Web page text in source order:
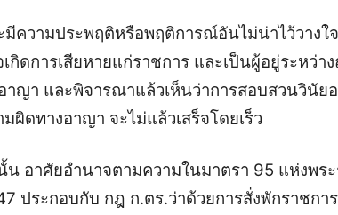
มีความประพฤติหรือพฤติการณ์อันไม่น่าไว้วางใ
เกิดการเสียหายแก่ราชการ และเป็นผู้อยู่ระหว่
าญา และพิจารณาแล้วเห็นว่าการสอบสวนวินัย
มผิดทางอาญา จะไม่แล้วเสร็จโดยเร็ว
น อาศัยอำนาจตามความในมาตรา 95 แห่งพ
ประกอบกับ กฎ ก.ตร.ว่าด้วยการสั่งพักราชกา